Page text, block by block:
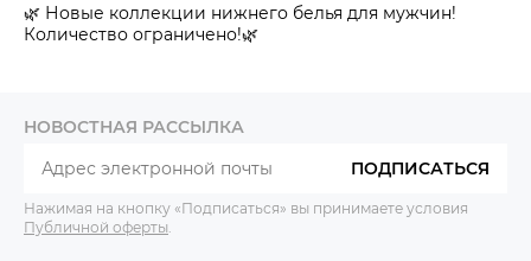
🌿 Новые коллекции нижнего белья для мужчин!
Количество ограничено!🌿
НОВОСТНАЯ РАССЫЛКА
ПОДПИСАТЬСЯ
Нажимая на кнопку «Подписаться» вы принимаете условия
Публичной оферты